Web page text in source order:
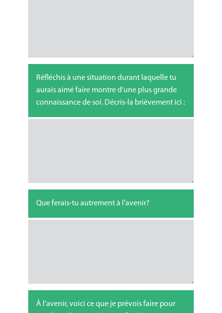
Réfléchis à une situation durant laquelle tu
aurais aimé faire montre d’une plus grande
connaissance de soi. Décris-la brièvement ici :
Que ferais-tu autrement à l’avenir?
À l’avenir, voici ce que je prévois faire pour